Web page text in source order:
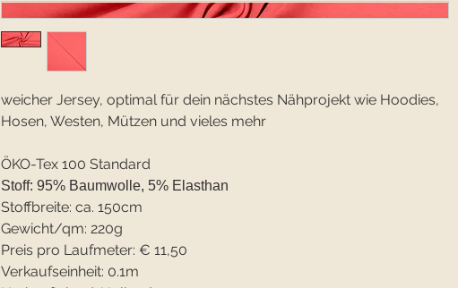
weicher Jersey, optimal für dein nächstes Nähprojekt wie Hoodies,
Hosen, Westen, Mützen und vieles mehr
ÖKO-Tex 100 Standard
Stoff: 95% Baumwolle, 5% Elasthan
Stoffbreite: ca. 150cm
Gewicht/qm: 220g
Preis pro Laufmeter: € 11,50
Verkaufseinheit: 0.1m